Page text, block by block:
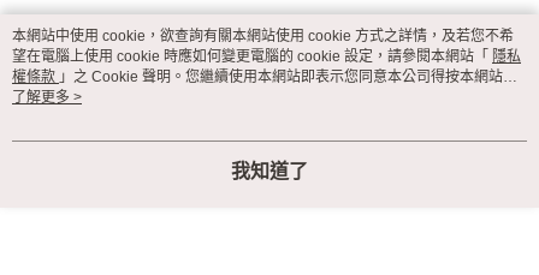
３．未成年的使用者請事先徵得法定代理人或監護人之同意方可使用
「AFTEE先享後付」，若未經同意申辦者引起之損失，本公司不負相關責
任。
４．使用「AFTEE先享後付」時，將依據個別帳號之用戶狀況，依本公司即
時審查核予不同之上限額度；若仍有額度不足之情形，本公司將視審查結果
５．嚴禁一人註冊多個帳號或使用他人資訊註冊。若發現惡意使用之情形，
恩沛科技股份有限公司將有權停止該用戶之使用額度並採取法律行動。
宅配
每筆NT$80，滿NT$999(含以上)免運費
付款後門市自取
免運費
熱門標籤
本網站中使用 cookie，欲查詢有關本網站使用 cookie 方式之詳情，及若您不希
望在電腦上使用 cookie 時應如何變更電腦的 cookie 設定，請參閱本網站「 隱私
權條款 」之 Cookie 聲明。您繼續使用本網站即表示您同意本公司得按本網站使
用條款之 Cookie 聲明使用 cookie。
了解更多 >
我知道了